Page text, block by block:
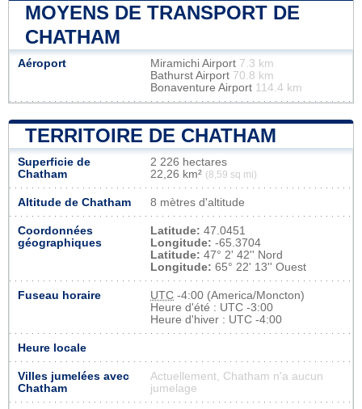
MOYENS DE TRANSPORT DE
CHATHAM
Aéroport Miramichi Airport 7.3 km
Bathurst Airport 70.8 km
Bonaventure Airport 114.4 km
TERRITOIRE DE CHATHAM
Superficie de
Chatham
2 226 hectares
22,26 km² (8,59 sq mi)
Altitude de Chatham 8 mètres d'altitude
Coordonnées
géographiques
Latitude: 47.0451
Longitude: -65.3704
Latitude: 47° 2' 42'' Nord
Longitude: 65° 22' 13'' Ouest
Fuseau horaire UTC -4:00 (America/Moncton)
Heure d'été : UTC -3:00
Heure d'hiver : UTC -4:00
Heure locale
Villes jumelées avec
Chatham
Actuellement, Chatham n'a aucun
jumelage